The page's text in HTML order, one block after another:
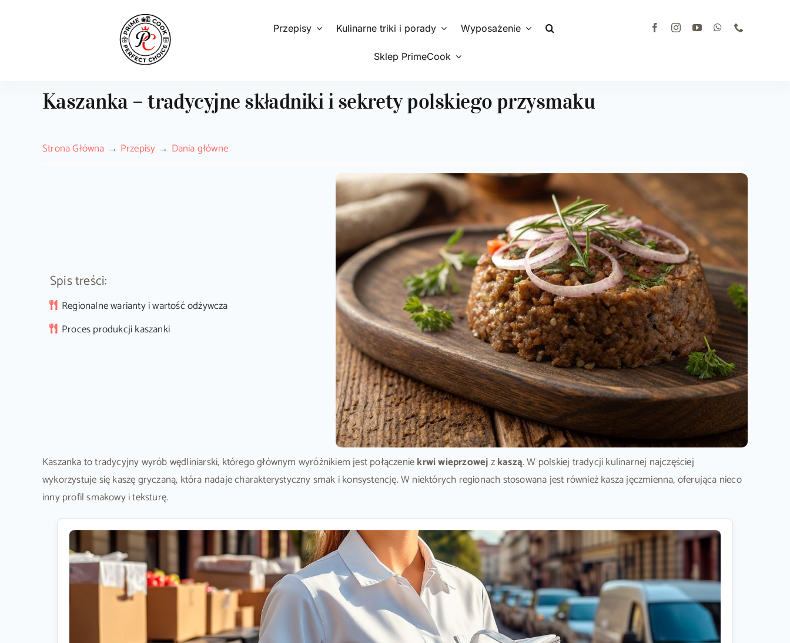
Przepisy Kulinarne triki i porady Wyposażenie
Sklep PrimeCook
Kaszanka – tradycyjne składniki i sekrety polskiego przysmaku
Strona Główna Przepisy Dania główne
Spis treści:
Regionalne warianty i wartość odżywcza
Proces produkcji kaszanki
Kaszanka to tradycyjny wyrób wędliniarski, którego głównym wyróżnikiem jest połączeniekrwi wieprzowejzkaszą. W polskiej tradycji kulinarnej najczęściej
wykorzystuje się kaszę gryczaną, która nadaje charakterystyczny smak i konsystencję. W niektórych regionach stosowana jest również kasza jęczmienna, oferująca nieco
inny profil smakowy i teksturę.